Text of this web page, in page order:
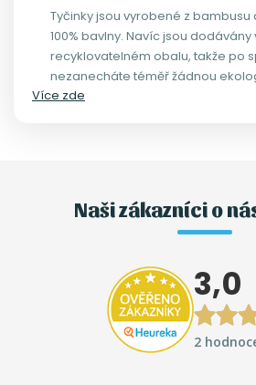
Tyčinky jsou vyrobené z bambusu
100% bavlny. Navíc jsou dodávány
recyklovatelném obalu, takže po
nezanecháte téměř žádnou
Více zde
Naši zákazníci o
3,0
2